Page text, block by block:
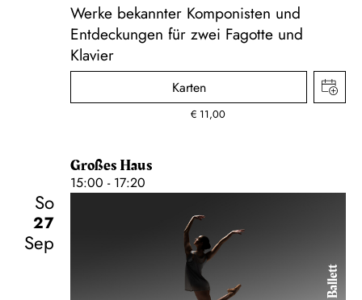
Werke bekannter Komponisten und
Entdeckungen für zwei Fagotte und
Klavier
Karten
€ 11,00
Großes Haus
15:00 - 17:20
So
27
Sep
Ballett